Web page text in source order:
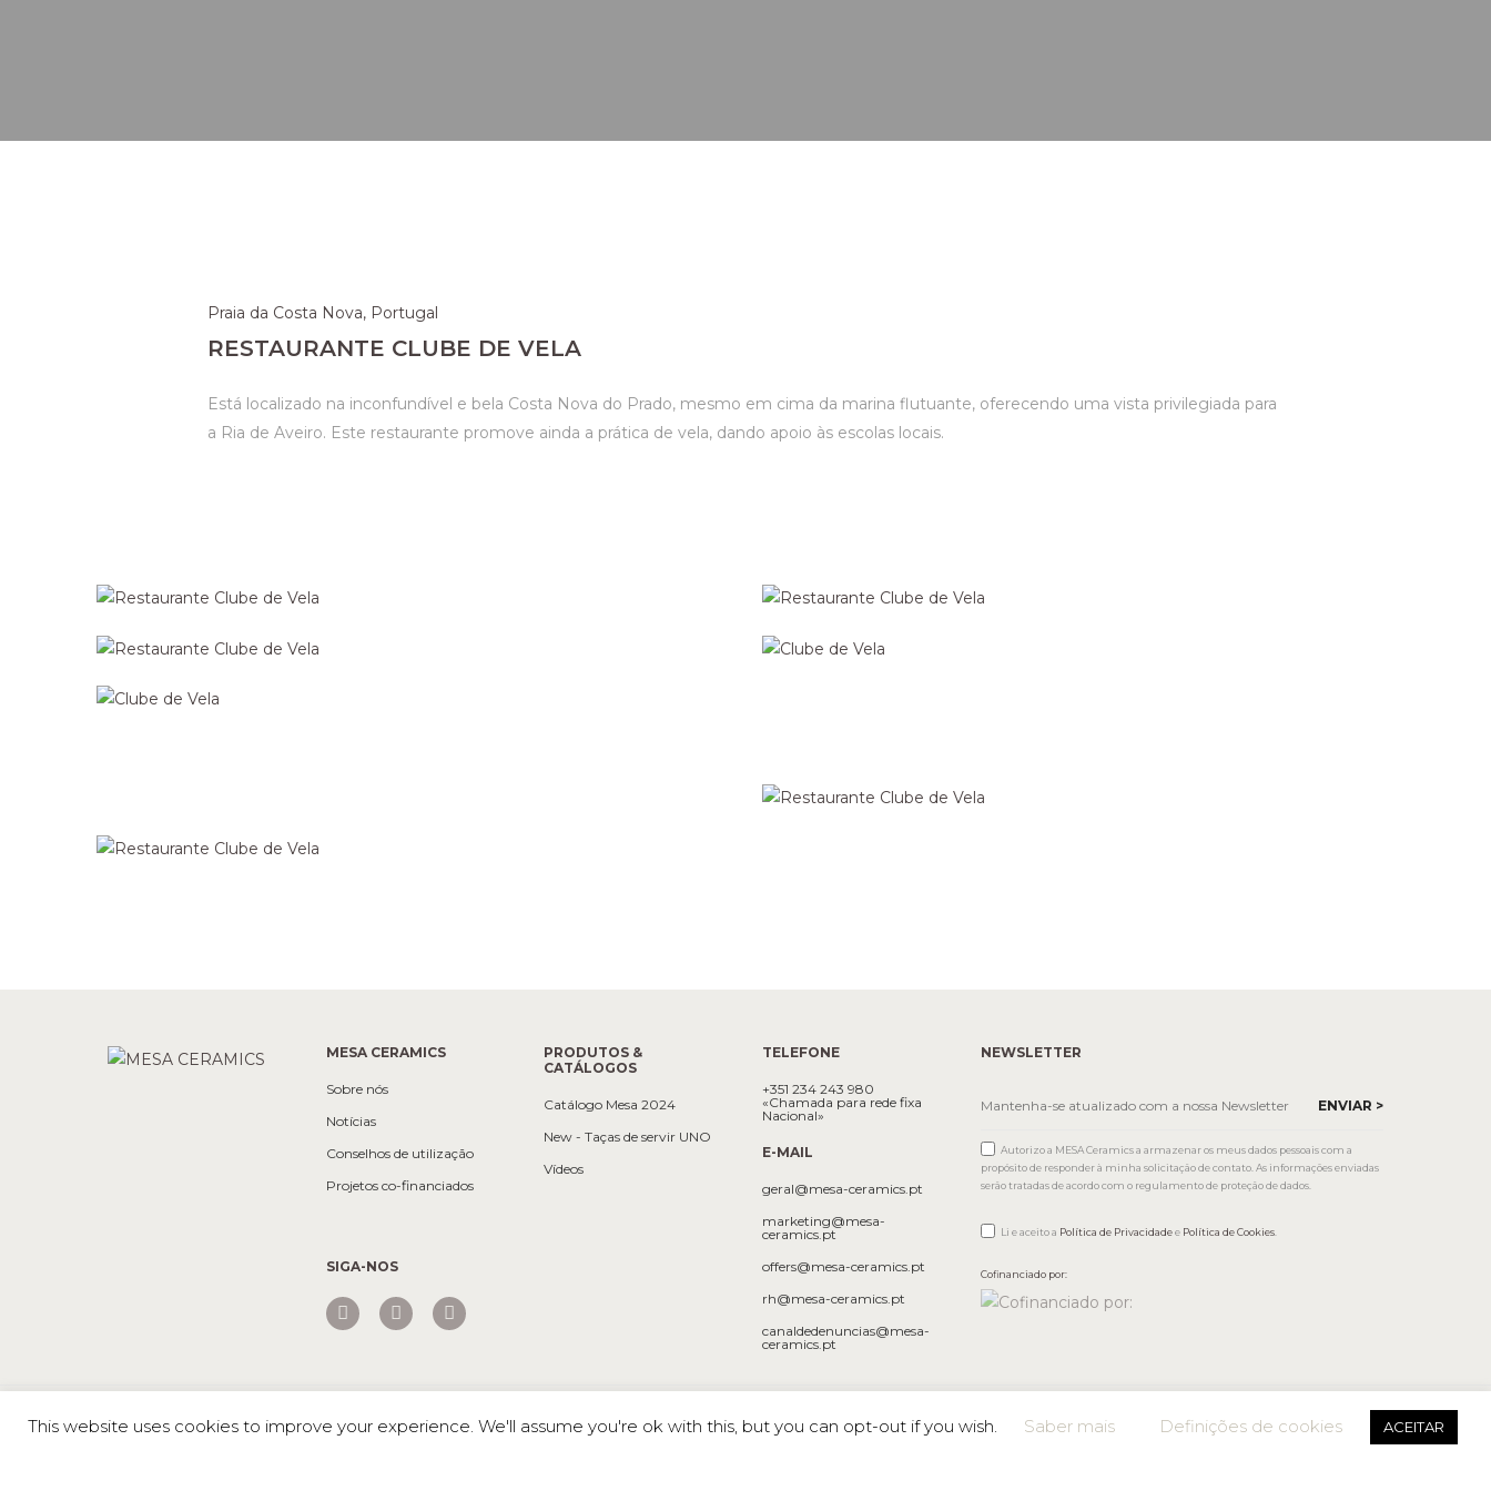
Praia da Costa Nova, Portugal
RESTAURANTE CLUBE DE VELA
Está localizado na inconfundível e bela Costa Nova do Prado, mesmo em cima da marina flutuante, oferecendo uma vista privilegiada para
a Ria de Aveiro. Este restaurante promove ainda a prática de vela, dando apoio às escolas locais.
MESA CERAMICS
Sobre nós
Notícias
Conselhos de utilização
Projetos co-financiados
SIGA-NOS
PRODUTOS &
CATÁLOGOS
Catálogo Mesa 2024
New - Taças de servir UNO
Vídeos
TELEFONE
+351 234 243 980
«Chamada para rede fixa
Nacional»
E-MAIL
geral@mesa-ceramics.pt
marketing@mesa-
ceramics.pt
offers@mesa-ceramics.pt
rh@mesa-ceramics.pt
canaldedenuncias@mesa-
ceramics.pt
NEWSLETTER
Autorizo a MESA Ceramics a armazenar os meus dados pessoais com a
propósito de responder à minha solicitação de contato. As informações enviadas
serão tratadas de acordo com o regulamento de proteção de dados.
Li e aceito a Política de Privacidadee Política de Cookies.
Cofinanciado por:
This website uses cookies to improve your experience. We'll assume you're ok with this, but you can opt-out if you wish. Saber mais Definições de cookies ACEITAR